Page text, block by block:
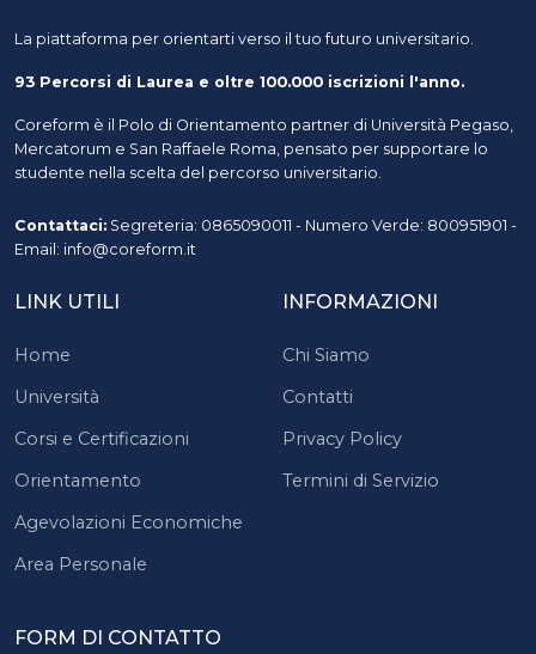
La piattaforma per orientarti verso il tuo futuro universitario.
93 Percorsi di Laurea e oltre 100.000 iscrizioni l'anno.
Coreform è il Polo di Orientamento partner di Università Pegaso,
Mercatorum e San Raffaele Roma, pensato per supportare lo
studente nella scelta del percorso universitario.
Contattaci: Segreteria: 0865090011 - Numero Verde: 800951901 -
Email: info@coreform.it
LINK UTILI
Home
Università
Corsi e Certificazioni
Orientamento
Agevolazioni Economiche
Area Personale
INFORMAZIONI
Chi Siamo
Contatti
Privacy Policy
Termini di Servizio
FORM DI CONTATTO